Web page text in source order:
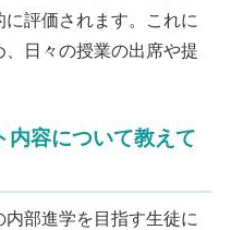
評価されます。これに
日々の授業の出席や提
内容について教えて
部進学を目指す生徒に